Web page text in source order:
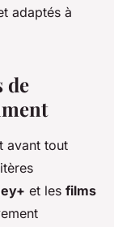
adaptés à
de
avant tout
et les films